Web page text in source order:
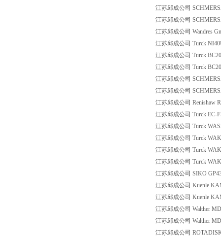
江苏邱成公司
江苏邱成公司
江苏邱成公司 Wandres
江苏邱成公司 Turck
江苏邱成公司 Turck
江苏邱成公司 Turck
江苏邱成公司
江苏邱成公司
江苏邱成公司 Renishaw
江苏邱成公司 Turck EC-
江苏邱成公司 Turck
江苏邱成公司 Turck
江苏邱成公司 Turck
江苏邱成公司 Turck
江苏邱成公司 SIKO
江苏邱成公司 Kuenle
江苏邱成公司 Kuenle
江苏邱成公司 Walther
江苏邱成公司 Walther
江苏邱成公司